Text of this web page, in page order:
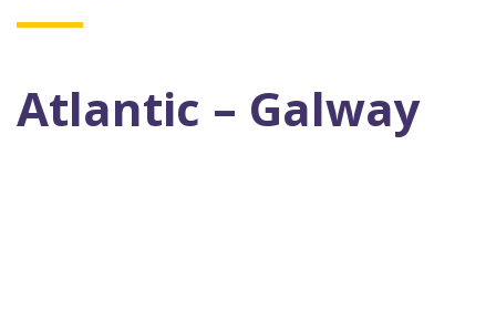
Atlantic – Galway